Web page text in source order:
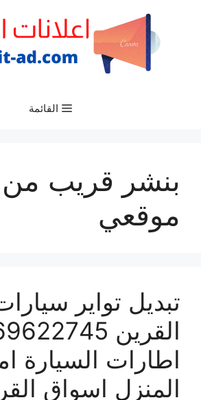
القائمة
بنشر قريب من
موقعي
تبديل تواير
اطارات السيارة
المنزل اسواق